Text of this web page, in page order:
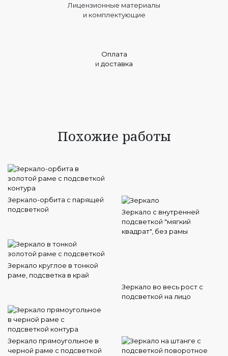
Лицензионные материалы
и комплектующие
Оплата
и доставка
Похожие работы
Зеркало-орбита с парящей
подсветкой
Зеркало с внутренней
подсветкой "мягкий
квадрат", без рамы
Зеркало круглое в тонкой
раме, подсветка в край
Зеркало во весь рост с
подсветкой на лицо
Зеркало прямоугольное в
черной раме с подсветкой